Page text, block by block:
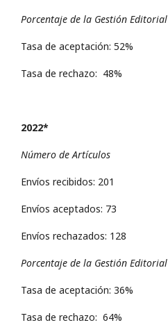
Porcentaje de la Gestión Editorial
Tasa de aceptación: 52%
Tasa de rechazo: 48%
2022*
Número de Artículos
Envíos recibidos: 201
Envíos aceptados: 73
Envíos rechazados: 128
Porcentaje de la Gestión Editorial
Tasa de aceptación: 36%
Tasa de rechazo: 64%